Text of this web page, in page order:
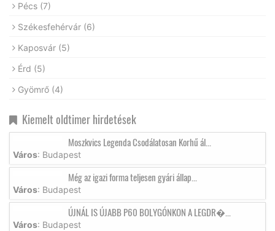
Pécs (7)
Székesfehérvár (6)
Kaposvár (5)
Érd (5)
Gyömrő (4)
Kiemelt oldtimer hirdetések
Moszkvics Legenda Csodálatosan Korhű ál...
Város: Budapest
Még az igazi forma teljesen gyári állap...
Város: Budapest
ÚJNÁL IS ÚJABB P60 BOLYGÓNKON A LEGDR�...
Város: Budapest